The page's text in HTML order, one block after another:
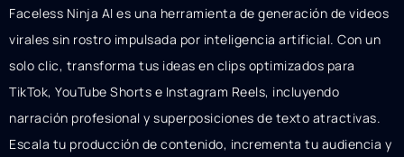
Faceless Ninja AI es una herramienta de generación de videos
virales sin rostro impulsada por inteligencia artificial. Con un
solo clic, transforma tus ideas en clips optimizados para
TikTok, YouTube Shorts e Instagram Reels, incluyendo
narración profesional y superposiciones de texto atractivas.
Escala tu producción de contenido, incrementa tu audiencia y